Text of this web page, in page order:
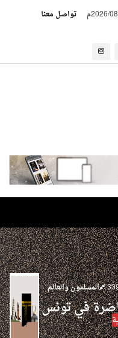
تواصل معنا
المسلمون والعالم
في تونس